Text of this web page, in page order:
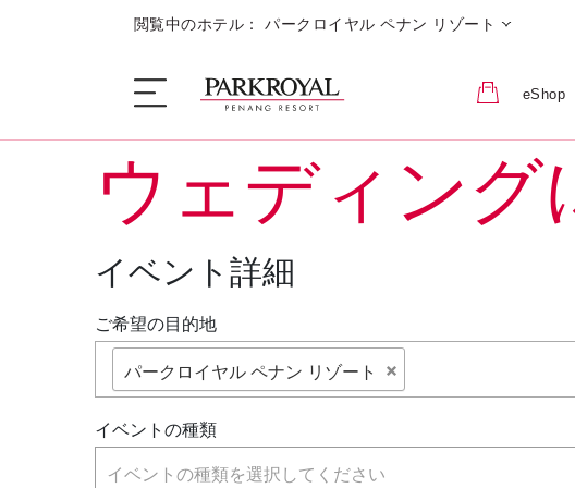
閲覧中のホテル： パークロイヤル ペナン リゾート
eShop
ザ・リゾート
客室
お食事 + お飲み物
キャンペーン
ウェディング
イベント詳細
ご希望の目的地
パークロイヤル ペナン リゾート
イベントの種類
イベントの種類を選択してください